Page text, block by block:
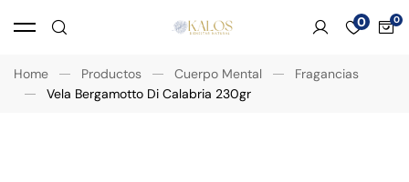
0
Home Productos Cuerpo Mental
Fragancias
Vela Bergamotto Di Calabria 230gr